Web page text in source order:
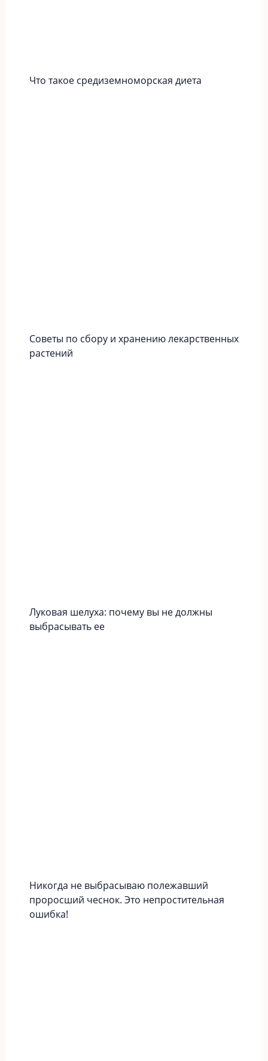
Что такое средиземноморская диета
Советы по сбору и хранению лекарственных
растений
Луковая шелуха: почему вы не должны
выбрасывать ее
Никогда не выбрасываю полежавший
проросший чеснок. Это непростительная
ошибка!